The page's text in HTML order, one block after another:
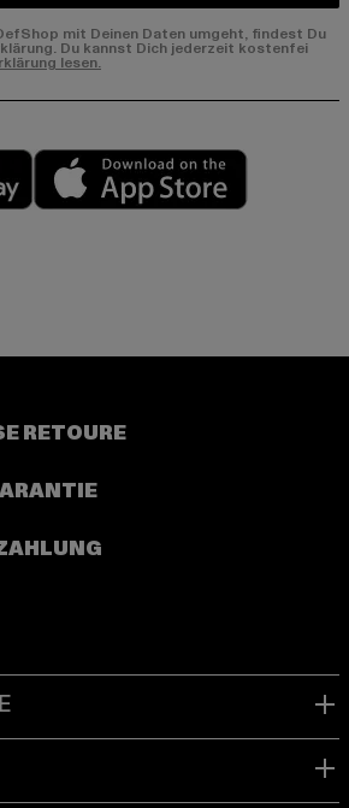
mit Deinen Daten umgeht, findest Du
Du kannst Dich jederzeit kostenfei
lesen.
Play market
RETOURE